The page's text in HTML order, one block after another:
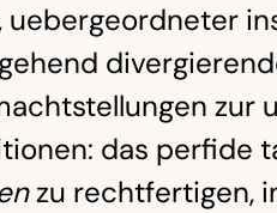
zur
das perfide
zu rechtfertigen,